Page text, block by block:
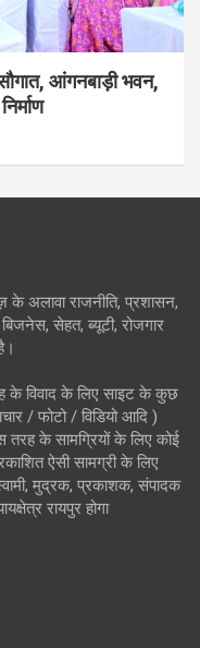
आंगनबाड़ी भवन,
के अलावा राजनीति, प्रशासन,
सेहत, ब्यूटी, रोजगार
के विवाद के लिए साइट के कुछ
/ फोटो / विडियो आदि )
तरह के सामग्रियों के लिए कोई
ऐसी सामग्री के लिए
मुद्रक, प्रकाशक, संपादक
रायपुर होगा